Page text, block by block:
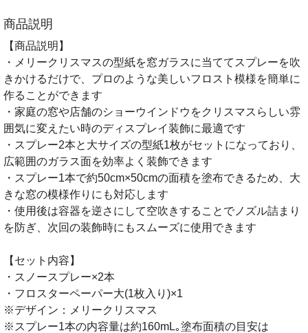
商品説明
【商品説明】
・メリークリスマスの型紙を窓ガラスに当ててスプレーを吹
きかけるだけで、プロのような美しいフロスト模様を簡単に
作ることができます
・家庭の窓や店舗のショーウインドウをクリスマスらしい雰
囲気に変えたい時のディスプレイ装飾に最適です
・スプレー2本と大サイズの型紙1枚がセットになっており、
広範囲のガラス面を効率よく装飾できます
・スプレー1本で約50cm×50cmの面積を塗布できるため、大
きな窓の模様作りにも対応します
・使用後は容器を逆さにして空吹きすることでノズル詰まり
を防ぎ、次回の装飾時にもスムーズに使用できます
【セット内容】
・スノースプレー×2本
・フロスターペーパー大(1枚入り)×1
※デザイン：メリークリスマス
※スプレー1本の内容量は約160mL｡塗布面積の目安は